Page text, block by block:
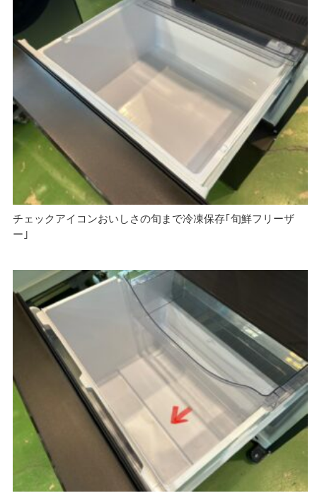
チェックアイコンおいしさの旬まで冷凍保存｢旬鮮フリーザ
ー｣